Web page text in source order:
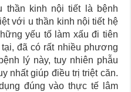
thần kinh nội tiết là bệnh
với u thần kinh nội tiết hệ
yếu tố làm xấu đi tiên
đã có rất nhiều phương
lý này, tuy nhiên phẫu
nhất giúp điều trị triệt căn.
đúng vào thực tế lâm